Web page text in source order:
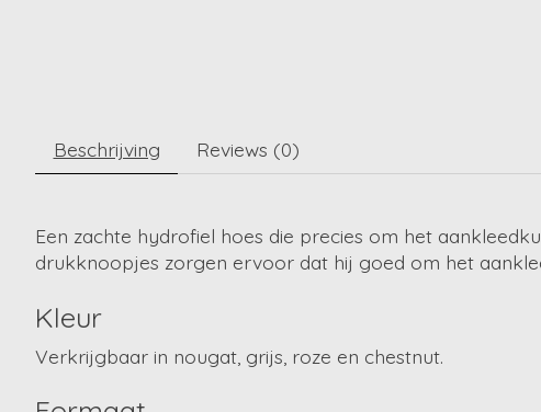
Beschrijving Reviews (0)
Een zachte hydrofiel hoes die precies om het
drukknoopjes zorgen ervoor dat hij goed om het
Kleur
Verkrijgbaar in nougat, grijs, roze en chestnut.